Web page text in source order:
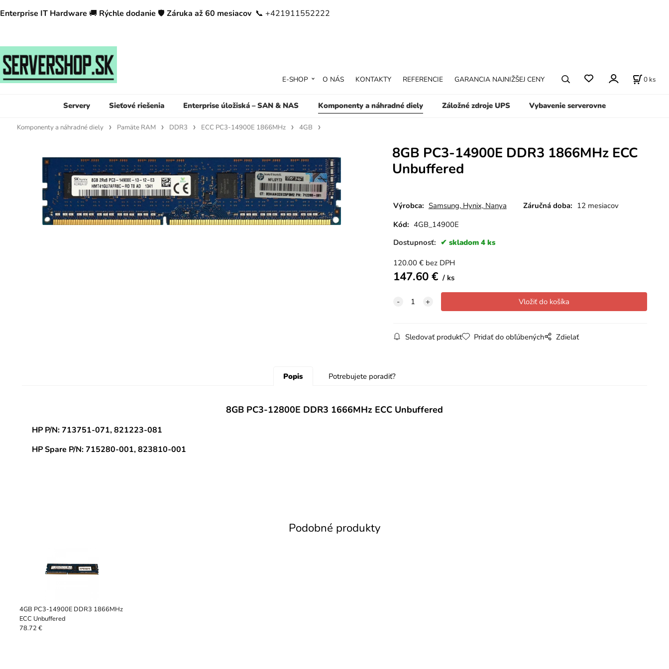
Enterprise IT Hardware 🚚 Rýchle dodanie 🛡️ Záruka až 60 mesiacov 📞 +421911552222
Servery Sieťové riešenia Enterprise úložiská – SAN & NAS Komponenty a náhradné diely Záložné zdroje UPS Vybavenie serverovne
E-SHOP O NÁS KONTAKTY REFERENCIE GARANCIA NAJNIŽŠEJ CENY 0 ks
Komponenty a náhradné diely Pamäte RAM DDR3 ECC PC3-14900E 1866MHz 4GB
8GB PC3-14900E DDR3 1866MHz ECC
Unbuffered
Výrobca: Samsung, Hynix, Nanya Záručná doba: 12 mesiacov
Kód: 4GB_14900E
Dostupnosť:
skladom 4 ks
120.00€ bez DPH
147.60€ ks
Sledovať produkt Pridať do obľúbených Zdielať
Popis Potrebujete poradiť?
8GB PC3-12800E DDR3 1666MHz ECC Unbuffered
HP P/N: 713751-071, 821223-081
HP Spare P/N: 715280-001, 823810-001
Podobné produkty
4GB PC3-14900E DDR3 1866MHz
ECC Unbuffered
78.72 €